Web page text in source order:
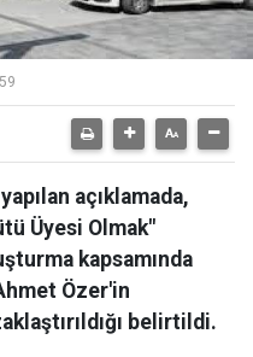
açıklamada,
Üyesi Olmak"
kapsamında
Özer'in
belirtildi.